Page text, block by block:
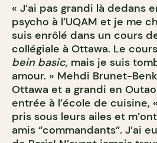
« J’ai pas grandi là dedans
psycho à l’UQAM et je me
suis enrôlé dans un cours
collégiale à Ottawa. Le
bein basic, mais je suis
amour. » Mehdi Brunet-
Ottawa et a grandi en
entrée à l’école de cuisine,
pris sous leurs ailes et
amis “commandants”. J’ai